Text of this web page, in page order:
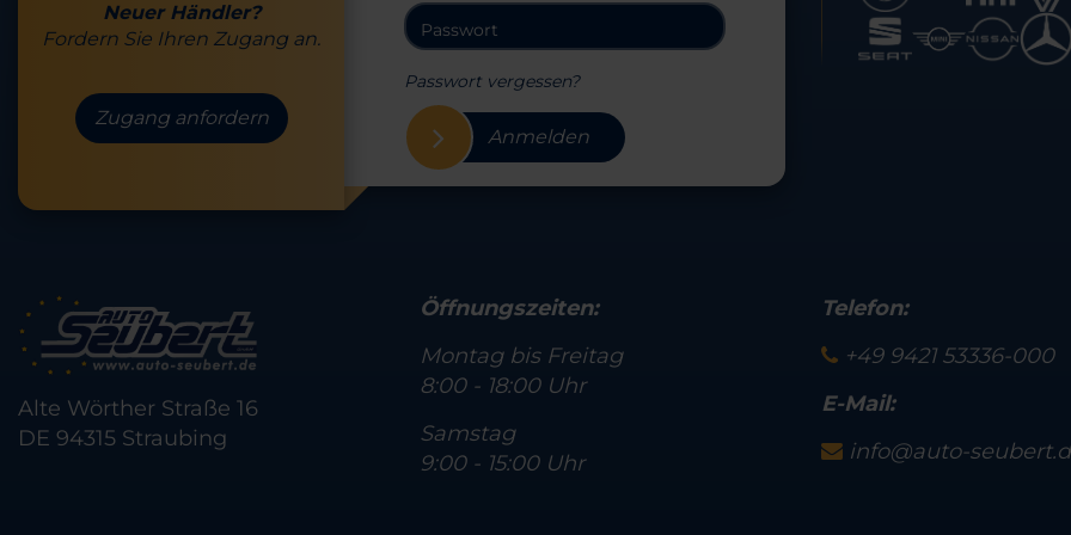
Neuer Händler?
Fordern Sie Ihren Zugang an.
Zugang anfordern
Passwort vergessen?
Anmelden
Alte Wörther Straße 16
DE 94315 Straubing
Öffnungszeiten:
Montag bis Freitag
8:00 - 18:00 Uhr
Samstag
9:00 - 15:00 Uhr
Telefon:
+49 9421 53336-000
E-Mail:
info@auto-